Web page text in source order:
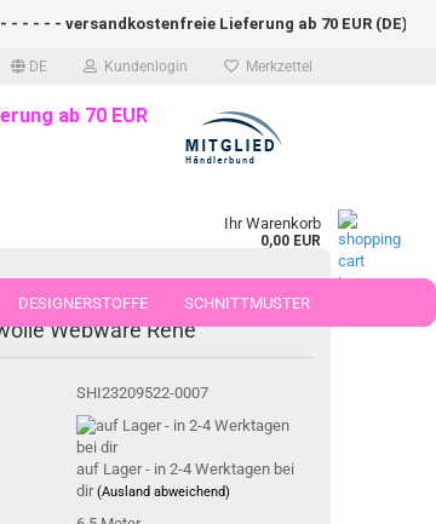
DE Kundenlogin Merkzettel
- - - versandkostenfreie Lieferung ab 70 EUR (DE)- -
ab 70 EUR
Ihr Warenkorb
0,00 EUR
DESIGNERSTOFFE SCHNITTMUSTER
Trachtenstoff ecru
Webware Rehe
SHI23209522-0007
auf Lager - in 2-4 Werktagen bei
dir(Ausland abweichend)